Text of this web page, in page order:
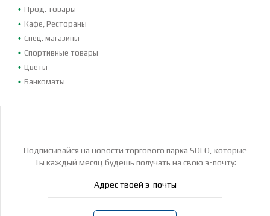
Прод. товары
Кафе, Рестораны
Спец. магазины
Спортивные товары
Цветы
Банкоматы
Подписывайся на новости торгового парка SOLO, которые
Ты каждый месяц будешь получать на свою э-почту: